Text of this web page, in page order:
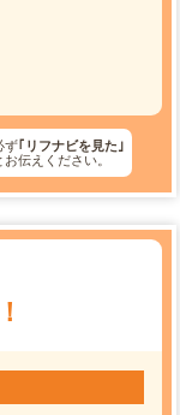
ず｢リフナビを見た｣
お伝えください。